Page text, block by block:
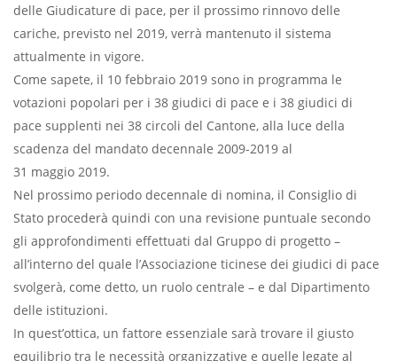
delle Giudicature di pace, per il prossimo rinnovo delle
cariche, previsto nel 2019, verrà mantenuto il sistema
attualmente in vigore.
Come sapete, il 10 febbraio 2019 sono in programma le
votazioni popolari per i 38 giudici di pace e i 38 giudici di
pace supplenti nei 38 circoli del Cantone, alla luce della
scadenza del mandato decennale 2009-2019 al
31 maggio 2019.
Nel prossimo periodo decennale di nomina, il Consiglio di
Stato procederà quindi con una revisione puntuale secondo
gli approfondimenti effettuati dal Gruppo di progetto –
all’interno del quale l’Associazione ticinese dei giudici di pace
svolgerà, come detto, un ruolo centrale – e dal Dipartimento
delle istituzioni.
In quest’ottica, un fattore essenziale sarà trovare il giusto
equilibrio tra le necessità organizzative e quelle legate al